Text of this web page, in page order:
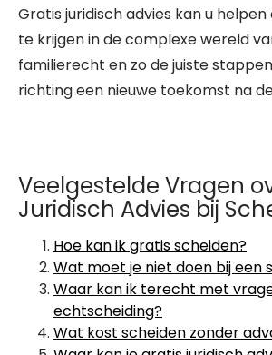
Gratis juridisch advies kan u
te krijgen in de complexe wereld
familierecht en zo de juiste
richting een nieuwe toekomst na
Veelgestelde Vragen
Juridisch Advies bij
Hoe kan ik gratis scheiden?
Wat moet je niet doen bij een
Waar kan ik terecht met
echtscheiding?
Wat kost scheiden zonder